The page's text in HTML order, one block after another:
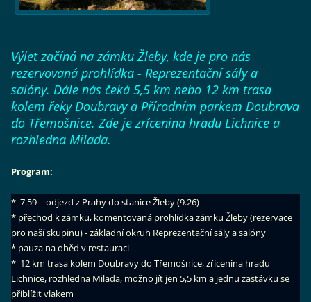
Výlet začíná na zámku Žleby, kde je pro nás
rezervovaná prohlídka - Reprezentační sály a
salóny. Dále nás čeká 5,5 km nebo 12 km trasa
kolem řeky Doubravy a Přírodním parkem Doubrava
do Třemošnice. Zde je zrícenina hradu Lichnice a
rozhledna Milada.
Program:
* 7.59 - odjezd z Prahy do stanice Žleby (9.26)
* přechod k zámku, komentovaná prohlídka zámku Žleby (rezervace
pro naší skupinu) - základní okruh Reprezentační sály a salóny
* pauza na oběd v restauraci
* 12 km trasa kolem Doubravy do Třemošnice, zřícenina hradu
Lichnice, rozhledna Milada, možno jít jen 5,5 km a jednu zastávku se
přiblížit vlakem